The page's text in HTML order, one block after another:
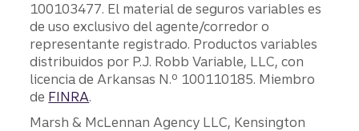
100103477. El material de seguros variables es
de uso exclusivo del agente/corredor o
representante registrado. Productos variables
distribuidos por P.J. Robb Variable, LLC, con
licencia de Arkansas N.º 100110185. Miembro
de FINRA.
Marsh & McLennan Agency LLC, Kensington